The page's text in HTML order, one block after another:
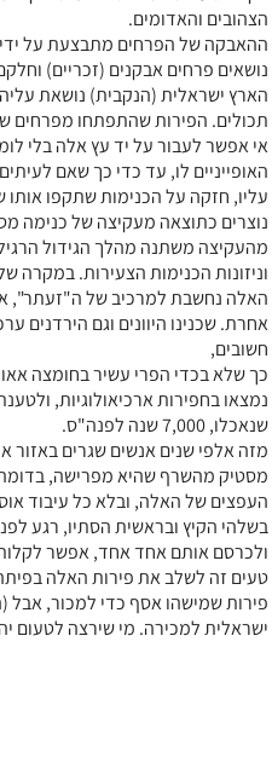
הצהובים והאדומים.
ההאבקה של הפרחים מתבצעת על
נושאים פרחים אבקנים (זכריים)
הארץ ישראלית (הנקבית) נושאת
תכולים. הפירות שהתפתחו מפרחים
אי אפשר לעבור על יד עץ אלה בלי
האופייניים לו, עד כדי כך שאם
עליו, חזקה על הכנימות שתקפו אותו
נוצרים כתוצאה מעקיצה של כנימה
מהעקיצה משתנה מהלך הגידול
וניזונות הכנימות הצעירות. במקרה
האלה נחשבת למרכיב של ה"זעתר",
אחרת. שכנינו היוונים וגם הירדנים
חשובים,
נמצאו בחפירות ארכיאולוגיות,
שנאכלו, 7,000 שנה לפנה"ס.
מזה אלפי שנים אנשים שגרים באזור
מסטיק מהשרף שהיא מפרישה,
העפצים של האלה, ובלא כל עיבוד
בשלהי הקיץ ובראשית הסתיו, רגע
ולכרסם אותם אחד אחד, אפשר
טעים זה לשלב את פירות האלה
פירות שמישהו אסף כדי למכור,
ישראלית למכירה. מי שירצה לטעום